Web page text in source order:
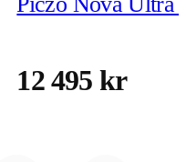
12 495 kr